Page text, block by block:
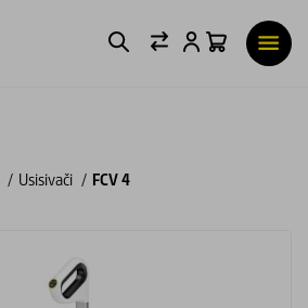
Usisivači FCV 4